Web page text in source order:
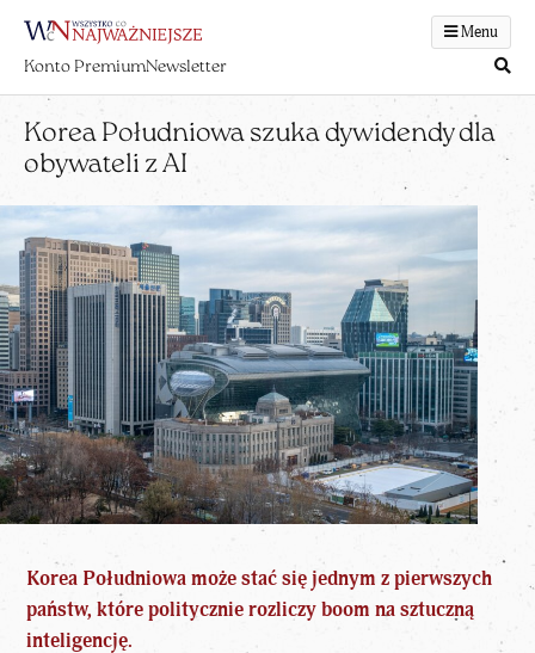
Menu
Konto PremiumNewsletter
Korea Południowa szuka dywidendy dla
obywateli z AI
Korea Południowa może stać się jednym z pierwszych
państw, które politycznie rozliczy boom na sztuczną
inteligencję.